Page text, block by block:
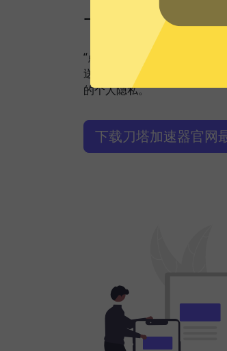
一键连接，无
“点击加速”，一键轻松连接
送私密信息等，刀塔加速器
的个人隐私。
下载刀塔加速器官网